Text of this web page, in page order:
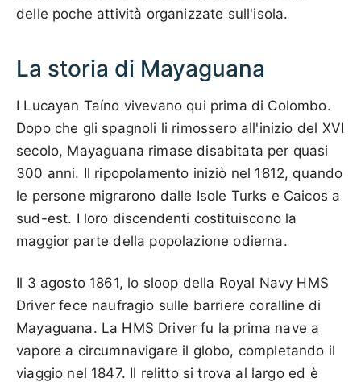
delle poche attività organizzate sull'isola.
La storia di Mayaguana
I Lucayan Taíno vivevano qui prima di Colombo.
Dopo che gli spagnoli li rimossero all'inizio del XVI
secolo, Mayaguana rimase disabitata per quasi
300 anni. Il ripopolamento iniziò nel 1812, quando
le persone migrarono dalle Isole Turks e Caicos a
sud-est. I loro discendenti costituiscono la
maggior parte della popolazione odierna.
Il 3 agosto 1861, lo sloop della Royal Navy HMS
Driver fece naufragio sulle barriere coralline di
Mayaguana. La HMS Driver fu la prima nave a
vapore a circumnavigare il globo, completando il
viaggio nel 1847. Il relitto si trova al largo ed è